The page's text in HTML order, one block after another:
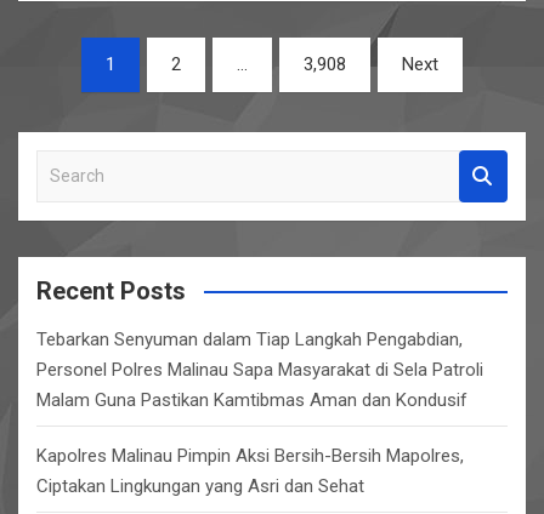
ce
o
o
k
tt at
s
A
p
ail ar
pagination
1 2 … 3,908 Next
a
r
c
Recent Posts
Tebarkan Senyuman dalam Tiap Langkah Pengabdian,
Personel Polres Malinau Sapa Masyarakat di Sela Patroli
Malam Guna Pastikan Kamtibmas Aman dan Kondusif
Kapolres Malinau Pimpin Aksi Bersih-Bersih Mapolres,
Ciptakan Lingkungan yang Asri dan Sehat